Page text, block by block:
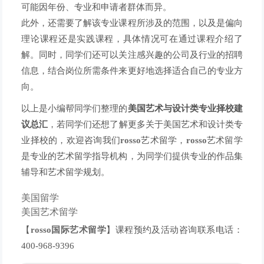
可能因年份、专业和申请者群体而异。
此外，还需要了解该专业课程所涉及的范围，以及是偏向
理论课程还是实践课程，具体情况可在通过课程介绍了
解。同时，同学们还可以关注感兴趣的公司及行业的招聘
信息，结合岗位所需条件来更好地选择适合自己的专业方
向。
以上是小编帮同学们整理的美国艺术与设计类专业择校建
议总汇 ，若同学们还想了解更多关于美国艺术和设计类专
业择校的，欢迎咨询我们rosso艺术留学， rosso艺术留学
是专业的艺术留学指导机构，为同学们提供专业的作品集
辅导和艺术留学规划。
美国留学
美国艺术留学
【 rosso国际艺术留学】课程预约及活动咨询联系电话：
400-968-9396